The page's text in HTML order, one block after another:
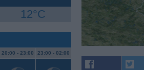
12°C
20:00 - 23:00 23:00 - 02:00